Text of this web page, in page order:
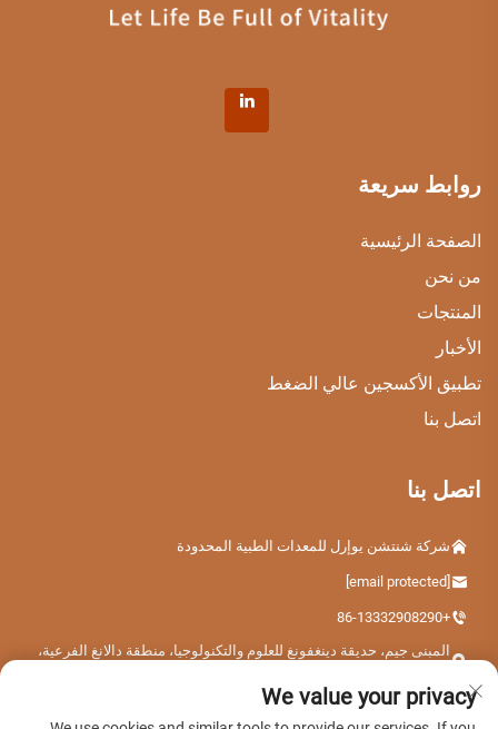
روابط سريعة
الصفحة الرئيسية
من نحن
المنتجات
الأخبار
تطبيق الأكسجين عالي الضغط
اتصل بنا
اتصل بنا
شركة شنتشن يوإرل للمعدات الطبية المحدودة
+86-13332908290
المبنى جيم، حديقة دينغفونغ للعلوم والتكنولوجيا، منطقة دالانغ الفرعية،
We value your privacy